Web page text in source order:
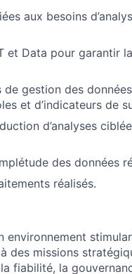
aux besoins
et Data pour garantir
gestion des
et d’indicateurs de
d’analyses
des données
réalisés.
environnement
des missions
fiabilité, la